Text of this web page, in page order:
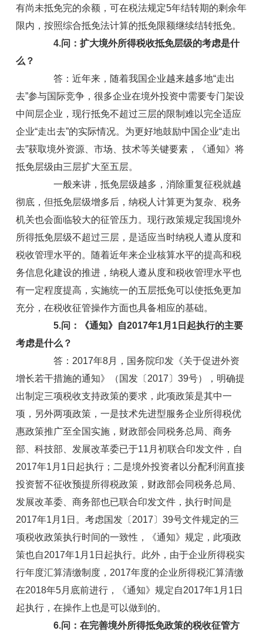
有尚未抵免完的余额，可在税法规定5年结转期的剩余年
限内，按照综合抵免法计算的抵免限额继续结转抵免。
4.问：扩大境外所得税收抵免层级的考虑是什
么？
答：近年来，随着我国企业越来越多地“走出
去”参与国际竞争，很多企业在境外投资中需要专门架设
中间层企业，现行抵免不超过三层的限制难以完全适应
企业“走出去”的实际情况。为更好地鼓励中国企业“走出
去”获取境外资源、市场、技术等关键要素，《通知》将
抵免层级由三层扩大至五层。
一般来讲，抵免层级越多，消除重复征税就越
彻底，但抵免层级增多后，纳税人计算更为复杂、税务
机关也会面临较大的征管压力。现行政策规定我国境外
所得抵免层级不超过三层，是适应当时纳税人遵从度和
税收管理水平的。随着近年来企业核算水平的提高和税
务信息化建设的推进，纳税人遵从度和税收管理水平也
有一定程度提高，实施统一的五层抵免可以使抵免更加
充分，在税收征管操作方面也具备相应的基础。
5.问：《通知》自2017年1月1日起执行的主要
考虑是什么？
答：2017年8月，国务院印发《关于促进外资
增长若干措施的通知》（国发〔2017〕39号），明确提
出制定三项税收支持政策的要求，此项政策是其中一
项，另外两项政策，一是技术先进型服务企业所得税优
惠政策推广至全国实施，财政部会同税务总局、商务
部、科技部、发展改革委已于11月初联合印发文件，自
2017年1月1日起执行；二是境外投资者以分配利润直接
投资暂不征收预提所得税政策，财政部会同税务总局、
发展改革委、商务部也已联合印发文件，执行时间是
2017年1月1日。考虑国发〔2017〕39号文件规定的三
项税收政策执行时间的一致性，《通知》规定，此项政
策也自2017年1月1日起执行。此外，由于企业所得税实
行年度汇算清缴制度，2017年度的企业所得税汇算清缴
在2018年5月底前进行，《通知》规定自2017年1月1日
起执行，在操作上也是可以做到的。
6.问：在完善境外所得抵免政策的税收征管方